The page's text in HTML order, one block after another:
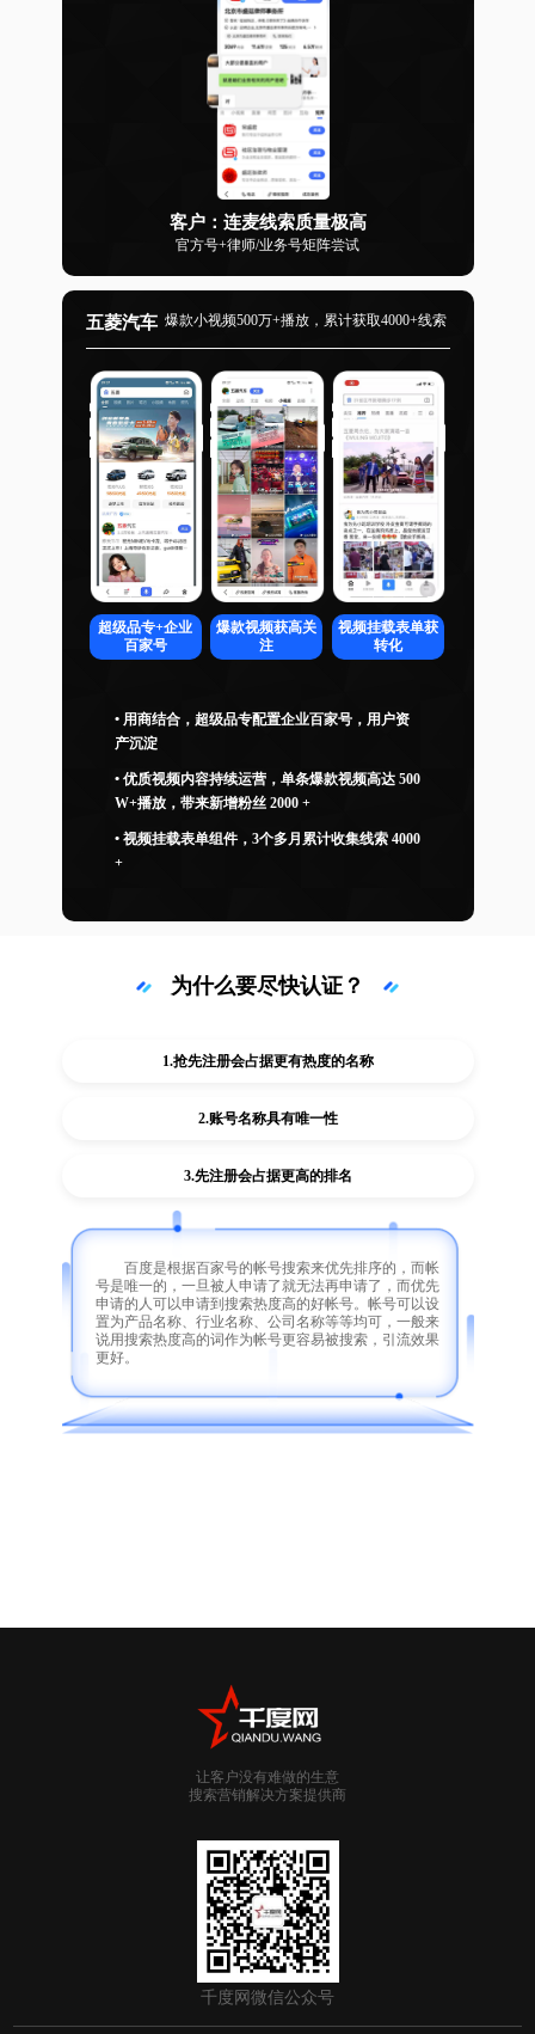
客户：连麦线索质量极高
官方号+律师/业务号矩阵尝试
五菱汽车 爆款小视频500万+播放，累计获取4000+线索
超级品专+企业
百家号
爆款视频获高关
注
视频挂载表单获
转化
• 用商结合，超级品专配置企业百家号，用户资
产沉淀
• 优质视频内容持续运营，单条爆款视频高达 500
W+播放，带来新增粉丝 2000 +
• 视频挂载表单组件，3个多月累计收集线索 4000
+
为什么要尽快认证？
1.抢先注册会占据更有热度的名称
2.账号名称具有唯一性
3.先注册会占据更高的排名
百度是根据百家号的帐号搜索来优先排序的，而帐
号是唯一的，一旦被人申请了就无法再申请了，而优先
申请的人可以申请到搜索热度高的好帐号。帐号可以设
置为产品名称、行业名称、公司名称等等均可，一般来
说用搜索热度高的词作为帐号更容易被搜索，引流效果
更好。
让客户没有难做的生意
搜索营销解决方案提供商
千度网微信公众号